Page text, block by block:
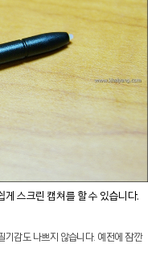
스크린 캡쳐를 할 수 있습니다.
기감도 나쁘지 않습니다. 예전에 잠깐